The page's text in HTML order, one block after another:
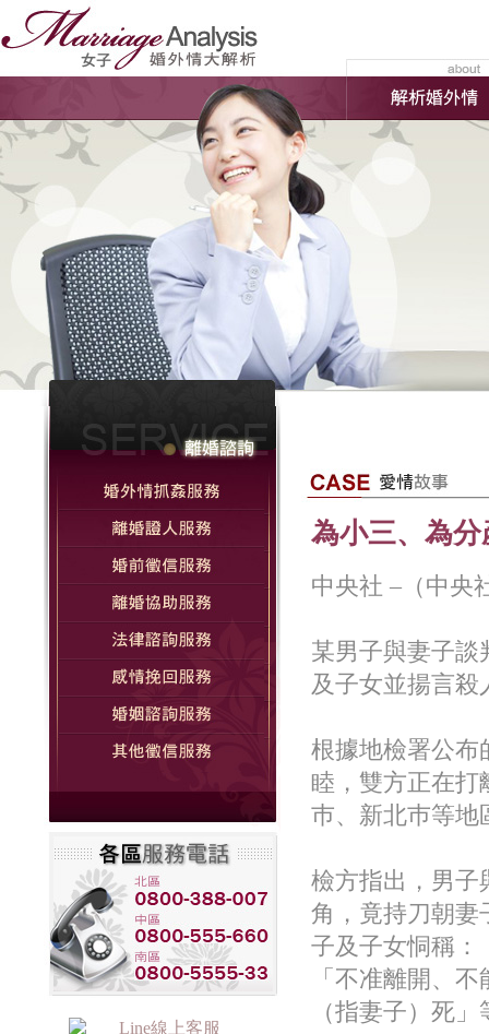
為小三、為
中央社 –（中央
某男子與妻子談
及子女並揚言殺
根據地檢署公布
睦，雙方正在打
巿、新北巿等地
檢方指出，男子
角，竟持刀朝妻
子及子女恫稱：
「不准離開、
（指妻子）死